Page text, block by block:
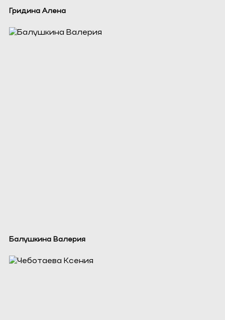
Гридина Алена
Балушкина Валерия